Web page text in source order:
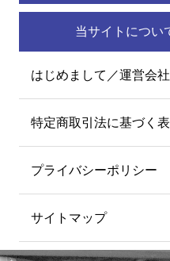
当サイトについ
はじめまして／運営会社
特定商取引法に基づく
プライバシーポリシー
サイトマップ